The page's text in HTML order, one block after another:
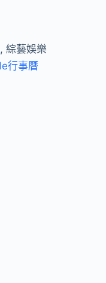
綜藝娛樂
行事曆